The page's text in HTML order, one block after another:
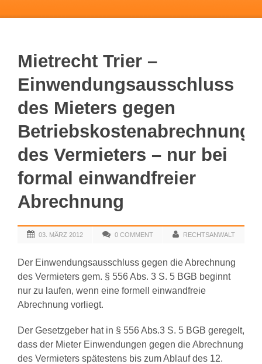
Mietrecht Trier –
Einwendungsausschluss
des Mieters gegen
Betriebskostenabrechnung
des Vermieters – nur bei
formal einwandfreier
Abrechnung
03. MÄRZ 2012 0 COMMENT RECHTSANWALT
Der Einwendungsausschluss gegen die Abrechnung
des Vermieters gem. § 556 Abs. 3 S. 5 BGB beginnt
nur zu laufen, wenn eine formell einwandfreie
Abrechnung vorliegt.
Der Gesetzgeber hat in § 556 Abs.3 S. 5 BGB geregelt,
dass der Mieter Einwendungen gegen die Abrechnung
des Vermieters spätestens bis zum Ablauf des 12.